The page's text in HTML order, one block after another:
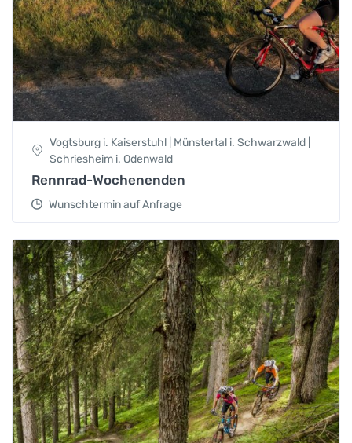
Vogtsburg i. Kaiserstuhl | Münstertal i. Schwarzwald |
Schriesheim i. Odenwald
Rennrad-Wochenenden
Wunschtermin auf Anfrage